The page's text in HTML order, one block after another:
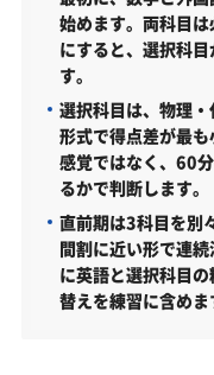
始めます。両科目
にすると、選択科
す。
選択科目は、物理
形式で得点差が最
感覚ではなく、60
るかで判断します。
直前期は3科目を別
間割に近い形で連
に英語と選択科目
替えを練習に含めま